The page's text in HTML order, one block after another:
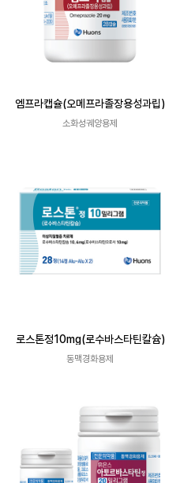
엠프라캡슐(오메프라졸장용성과립)
소화성궤양용제
로스톤정10mg(로수바스타틴칼슘)
동맥경화용제